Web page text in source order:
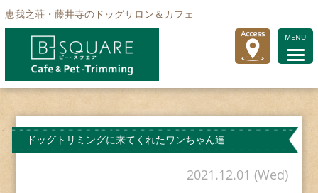
恵我之荘・藤井寺のドッグサロン＆カフェ
MENU
ドッグトリミングに来てくれたワンちゃん達
2021.12.01 (Wed)